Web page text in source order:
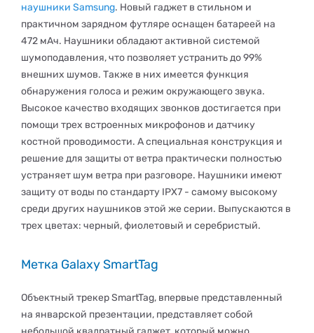
наушники Samsung. Новый гаджет в стильном и
практичном зарядном футляре оснащен батареей на
472 мАч. Наушники обладают активной системой
шумоподавления, что позволяет устранить до 99%
внешних шумов. Также в них имеется функция
обнаружения голоса и режим окружающего звука.
Высокое качество входящих звонков достигается при
помощи трех встроенных микрофонов и датчику
костной проводимости. А специальная конструкция и
решение для защиты от ветра практически полностью
устраняет шум ветра при разговоре. Наушники имеют
защиту от воды по стандарту IPX7 - самому высокому
среди других наушников этой же серии. Выпускаются в
трех цветах: черный, фиолетовый и серебристый.
Метка Galaxy SmartTag
Объектный трекер SmartTag, впервые представленный
на январской презентации, представляет собой